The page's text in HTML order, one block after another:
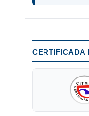
CERTIFICADA